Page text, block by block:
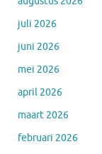
juli 2026
juni 2026
mei 2026
april 2026
maart 2026
februari 2026